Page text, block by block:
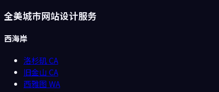
全美城市网站设计服务
西海岸
洛杉矶CA
旧金山 CA
西雅图 WA